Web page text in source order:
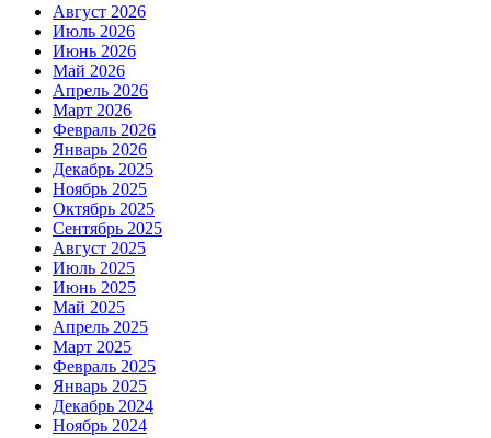
Август 2026
Июль 2026
Июнь 2026
Май 2026
Апрель 2026
Март 2026
Февраль 2026
Январь 2026
Декабрь 2025
Ноябрь 2025
Октябрь 2025
Сентябрь 2025
Август 2025
Июль 2025
Июнь 2025
Май 2025
Апрель 2025
Март 2025
Февраль 2025
Январь 2025
Декабрь 2024
Ноябрь 2024